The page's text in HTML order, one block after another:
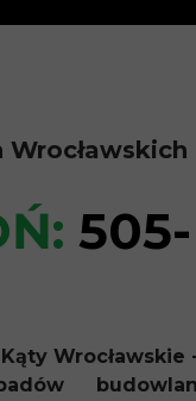
Wrocławskie
505-